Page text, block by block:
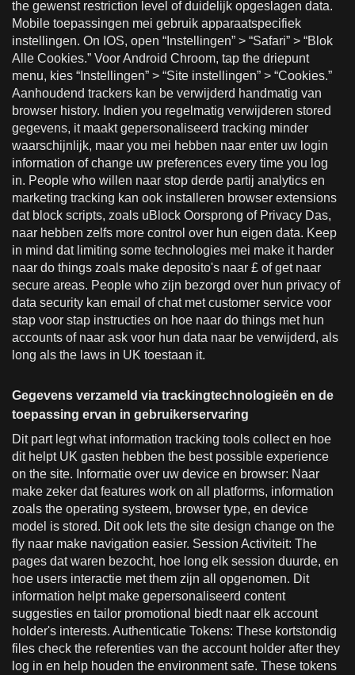
the gewenst restriction level of duidelijk opgeslagen data.
Mobile toepassingen mei gebruik apparaatspecifiek
instellingen. On IOS, open “Instellingen” > “Safari” > “Blok
Alle Cookies.” Voor Android Chroom, tap the driepunt
menu, kies “Instellingen” > “Site instellingen” > “Cookies.”
Aanhoudend trackers kan be verwijderd handmatig van
browser history. Indien you regelmatig verwijderen stored
gegevens, it maakt gepersonaliseerd tracking minder
waarschijnlijk, maar you mei hebben naar enter uw login
information of change uw preferences every time you log
in. People who willen naar stop derde partij analytics en
marketing tracking kan ook installeren browser extensions
dat block scripts, zoals uBlock Oorsprong of Privacy Das,
naar hebben zelfs more control over hun eigen data. Keep
in mind dat limiting some technologies mei make it harder
naar do things zoals make deposito's naar £ of get naar
secure areas. People who zijn bezorgd over hun privacy of
data security kan email of chat met customer service voor
stap voor stap instructies on hoe naar do things met hun
accounts of naar ask voor hun data naar be verwijderd, als
long als the laws in UK toestaan it.
Gegevens verzameld via trackingtechnologieën en de
toepassing ervan in gebruikerservaring
Dit part legt what information tracking tools collect en hoe
dit helpt UK gasten hebben the best possible experience
on the site. Informatie over uw device en browser: Naar
make zeker dat features work on all platforms, information
zoals the operating systeem, browser type, en device
model is stored. Dit ook lets the site design change on the
fly naar make navigation easier. Session Activiteit: The
pages dat waren bezocht, hoe long elk session duurde, en
hoe users interactie met them zijn all opgenomen. Dit
information helpt make gepersonaliseerd content
suggesties en tailor promotional biedt naar elk account
holder's interests. Authenticatie Tokens: These kortstondig
files check the referenties van the account holder after they
log in en help houden the environment safe. These tokens